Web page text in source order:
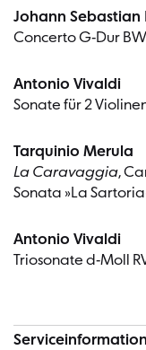
Johann Sebastian
Concerto G-Dur
Antonio Vivaldi
Sonate für 2
Tarquinio Merula
La Caravaggia,
Sonata »La
Antonio Vivaldi
Triosonate d-Moll